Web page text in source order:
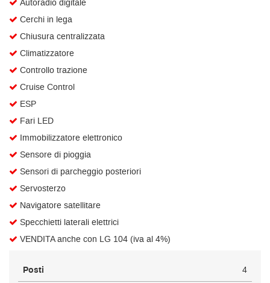
Autoradio digitale
Cerchi in lega
Chiusura centralizzata
Climatizzatore
Controllo trazione
Cruise Control
ESP
Fari LED
Immobilizzatore elettronico
Sensore di pioggia
Sensori di parcheggio posteriori
Servosterzo
Navigatore satellitare
Specchietti laterali elettrici
VENDITA anche con LG 104 (iva al 4%)
Posti 4